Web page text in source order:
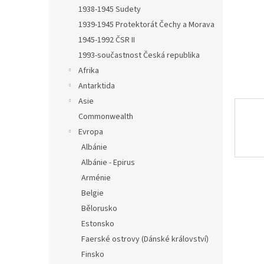
1938-1945 Sudety
1939-1945 Protektorát Čechy a Morava
1945-1992 ČSR II
1993-součastnost Česká republika
Afrika
Antarktida
Asie
Commonwealth
Evropa
Albánie
Albánie - Epirus
Arménie
Belgie
Bělorusko
Estonsko
Faerské ostrovy (Dánské království)
Finsko